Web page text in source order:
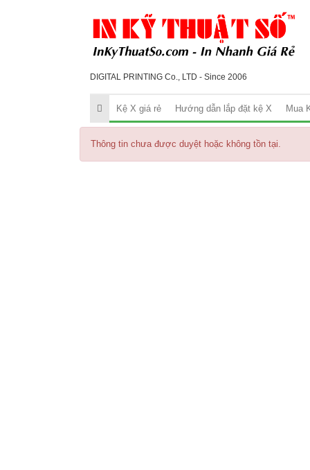
DIGITAL PRINTING Co., LTD - Since 2006
Kệ X giá rẻ Hướng dẫn lắp đặt kệ X Mua
Thông tin chưa được duyệt hoặc không tồn tại.